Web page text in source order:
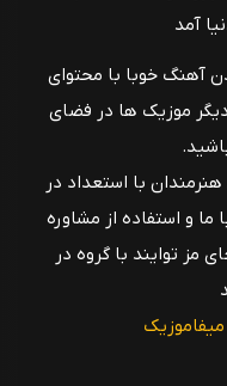
آمد
خوبا با محتوای
موزیک ها در فضای
با استعداد در
و استفاده از مشاوره
مز توایند با گروه در
میفاموزیک